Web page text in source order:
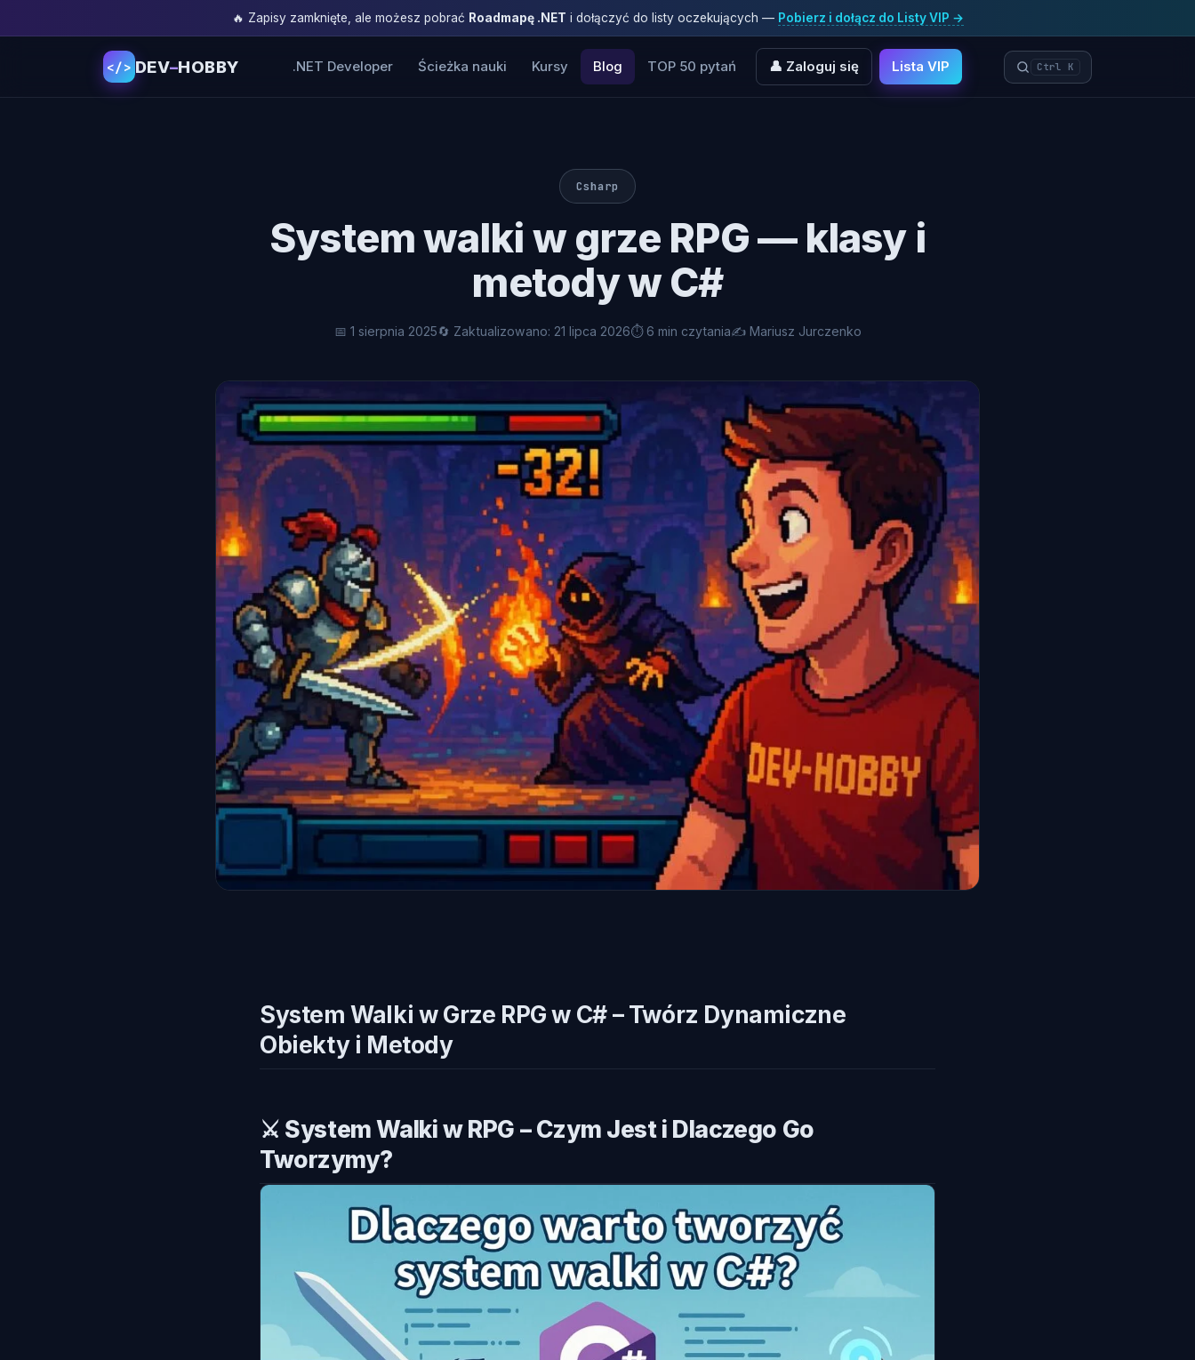
🔥 Zapisy zamknięte, ale możesz pobrać Roadmapę .NET i dołączyć do listy oczekujących — Pobierz i dołącz do Listy VIP →
</> DEV–HOBBY .NET Developer Ścieżka nauki Kursy Blog TOP 50 pytań 👤 Zaloguj się Lista VIP Ctrl K
Csharp
System walki w grze RPG — klasy i
metody w C#
📅 1 sierpnia 2025🔄 Zaktualizowano: 21 lipca 2026⏱ 6 min czytania✍️ Mariusz Jurczenko
System Walki w Grze RPG w C# – Twórz Dynamiczne
Obiekty i Metody
⚔️ System Walki w RPG – Czym Jest i Dlaczego Go
Tworzymy?